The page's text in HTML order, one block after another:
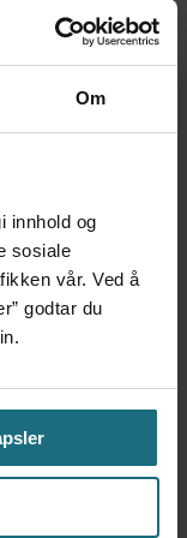
Om
innhold og
sosiale
vår. Ved å
godtar du
på
i
og
for
og
som